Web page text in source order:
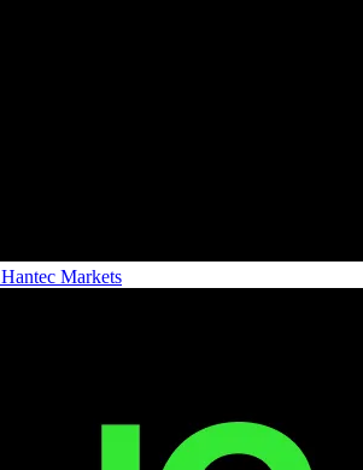
Hantec Markets